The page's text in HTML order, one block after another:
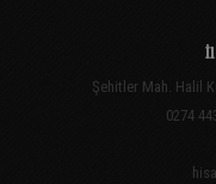
Şehitler Mah. Halil
0274